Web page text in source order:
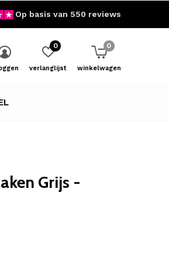
verlanglijst
0
winkelwagen
0
Op basis van 550 reviews
Grijs -